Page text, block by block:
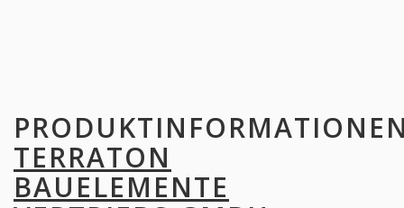
TERRATON
BAUELEMENTE